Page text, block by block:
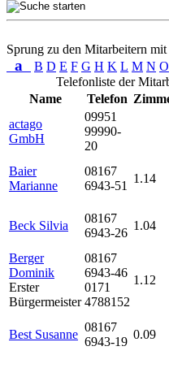
Sprung zu den Mitarbeitern
a B D E F G H K L M N O
Telefonliste der
Name
Telefon
actago
GmbH
09951
99990-
20
Baier
Marianne
08167
6943-51
1.14
Beck Silvia
08167
6943-26
1.04
Berger
Dominik
Erster
Bürgermeister
08167
6943-46
0171
4788152
1.12
Best Susanne
08167
6943-19
0.09